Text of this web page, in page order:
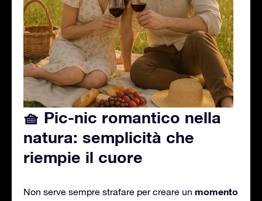
🧺 Pic-nic romantico nella
natura: semplicità che
riempie il cuore
Non serve sempre strafare per creare un momento